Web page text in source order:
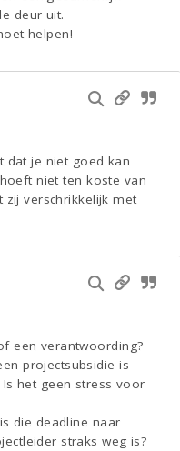
deur uit.
helpen!
dat je niet goed kan
niet ten koste van
zij verschrikkelijk met
een verantwoording?
projectsubsidie is
het geen stress voor
die deadline naar
straks weg is?